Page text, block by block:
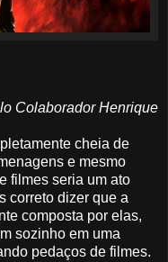
Colaborador Henrique
cheia de
e mesmo
filmes seria um ato
correto dizer que a
composta por elas,
sozinho em uma
pedaços de filmes.